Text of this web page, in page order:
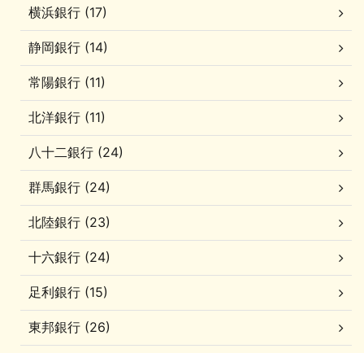
横浜銀行 (17)
静岡銀行 (14)
常陽銀行 (11)
北洋銀行 (11)
八十二銀行 (24)
群馬銀行 (24)
北陸銀行 (23)
十六銀行 (24)
足利銀行 (15)
東邦銀行 (26)